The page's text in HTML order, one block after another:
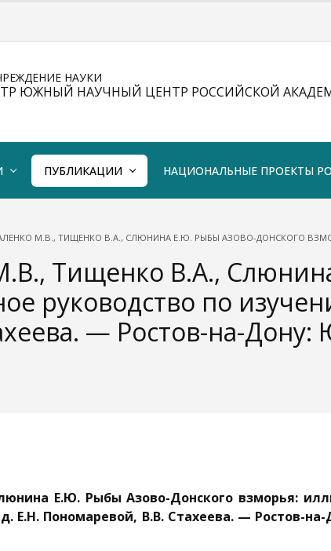
НАУКИ
ЮЖНЫЙ НАУЧНЫЙ ЦЕНТР РОССИЙСКОЙ
ПУБЛИКАЦИИ НАЦИОНАЛЬНЫЕ ПРОЕКТЫ
М.В., ТИЩЕНКО В.А., СЛЮНИНА Е.Ю. РЫБЫ АЗОВО-ДОНСКОГО
Тищенко В.А.,
руководство по
— Ростов-на-
Е.Ю. Рыбы Азово-Донского взморья:
Е.Н. Пономаревой, В.В. Стахеева. — Ростов-